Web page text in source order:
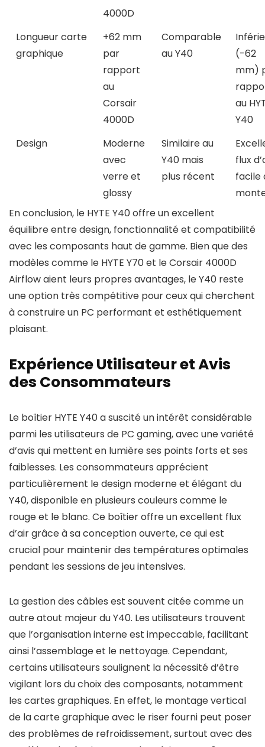
4000D
Longueur carte
graphique
+62 mm
par
rapport
au
Corsair
4000D
Comparable
au Y40
(-62
mm)
au
Y40
Design
Moderne
avec
verre et
glossy
Similaire au
Y40 mais
plus récent
flux
facile
En conclusion, le HYTE Y40 offre un excellent
équilibre entre design, fonctionnalité et compatibilité
avec les composants haut de gamme. Bien que des
modèles comme le HYTE Y70 et le Corsair 4000D
Airflow aient leurs propres avantages, le Y40 reste
une option très compétitive pour ceux qui cherchent
à construire un PC performant et esthétiquement
plaisant.
Expérience Utilisateur et Avis
des Consommateurs
Le boîtier HYTE Y40 a suscité un intérêt considérable
parmi les utilisateurs de PC gaming, avec une variété
d’avis qui mettent en lumière ses points forts et ses
faiblesses. Les consommateurs apprécient
particulièrement le design moderne et élégant du
Y40, disponible en plusieurs couleurs comme le
rouge et le blanc. Ce boîtier offre un excellent flux
d’air grâce à sa conception ouverte, ce qui est
crucial pour maintenir des températures optimales
pendant les sessions de jeu intensives.
La gestion des câbles est souvent citée comme un
autre atout majeur du Y40. Les utilisateurs trouvent
que l’organisation interne est impeccable, facilitant
ainsi l’assemblage et le nettoyage. Cependant,
certains utilisateurs soulignent la nécessité d’être
vigilant lors du choix des composants, notamment
les cartes graphiques. En effet, le montage vertical
de la carte graphique avec le riser fourni peut poser
des problèmes de refroidissement, surtout avec des